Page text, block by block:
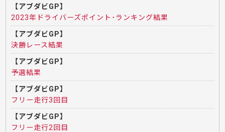
【アブダビGP】
2023年ドライバーズポイント･ランキング結果
【アブダビGP】
決勝レース結果
【アブダビGP】
予選結果
【アブダビGP】
フリー走行3回目
【アブダビGP】
フリー走行2回目